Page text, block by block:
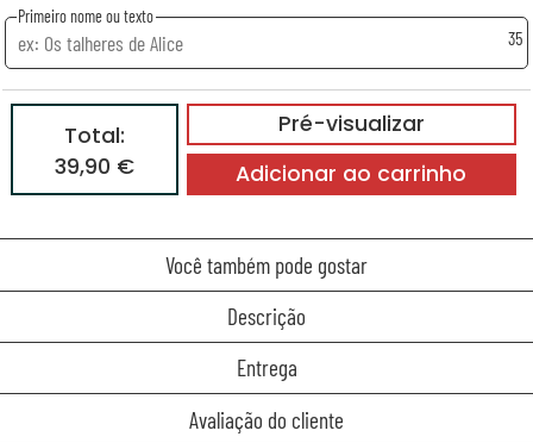
Primeiro nome ou texto
35
Pré-visualizar
Total:
39,90 €
Adicionar ao carrinho
Você também pode gostar
Descrição
Entrega
Avaliação do cliente